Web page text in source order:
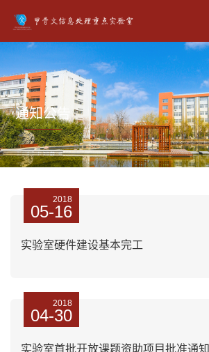
通知公告
2018
05-16
实验室硬件建设基本完工
2018
04-30
实验室首批开放课题资助项目批准通知